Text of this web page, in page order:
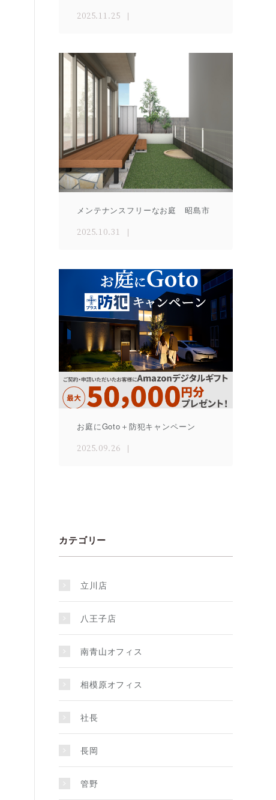
2025.11.25
メンテナンスフリーなお庭 昭島市
2025.10.31
お庭にGoto＋防犯キャンペーン
2025.09.26
カテゴリー
立川店
八王子店
南青山オフィス
相模原オフィス
社長
長岡
管野